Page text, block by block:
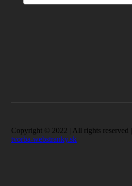
Copyright © 2022 | All rights reserved |
tvorba-webstranky.sk